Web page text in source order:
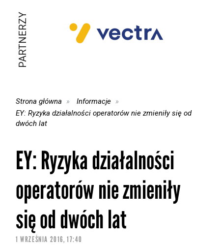
PARTNERZY
Strona główna
Informacje
EY: Ryzyka działalności operatorów nie zmieniły się od
dwóch lat
EY: Ryzyka działalności
operatorów nie zmieniły
się od dwóch lat
1 WRZEŚNIA 2016, 17:40